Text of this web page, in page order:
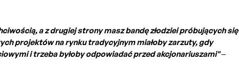
a z drugiej strony masz bandę złodziei próbujących się
projektów na rynku tradycyjnym miałoby zarzuty, gdy
i trzeba byłoby odpowiadać przed akcjonariuszami"–